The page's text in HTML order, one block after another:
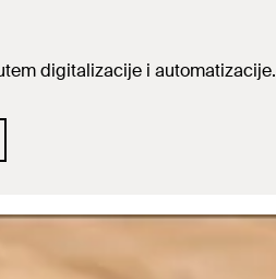
digitalizacije i automatizacije.